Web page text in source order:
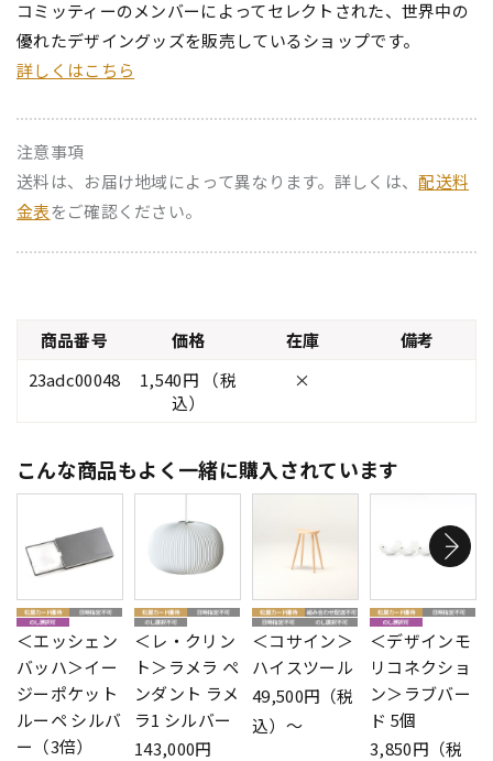
コミッティーのメンバーによってセレクトされた、世界中の
優れたデザイングッズを販売しているショップです。
詳しくはこちら
注意事項
送料は、お届け地域によって異なります。詳しくは、配送料
金表をご確認ください。
商品番号 価格 在庫
備考
23adc00048
1,540円 （税
込）
×
こんな商品もよく一緒に購入されています
＜エッシェン
バッハ＞イー
ジーポケット
ルーペ シルバ
ー（3倍）
＜レ・クリン
ト＞ラメラ ペ
ンダント ラメ
ラ1 シルバー
143,000円
＜コサイン＞
ハイスツール
49,500円（税
込）～
＜デザインモ
リコネクショ
ン＞ラブバー
ド 5個
3,850円（税